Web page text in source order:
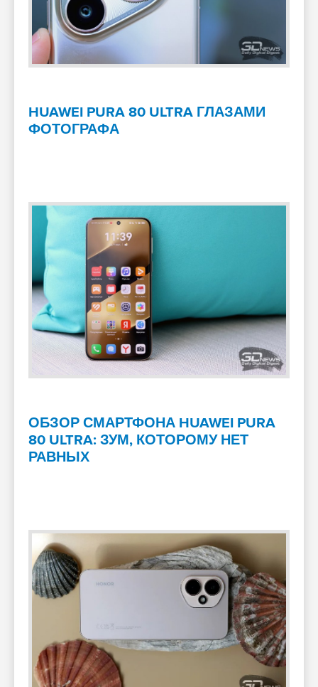
HUAWEI PURA 80 ULTRA ГЛАЗАМИ
ФОТОГРАФА
ОБЗОР СМАРТФОНА HUAWEI PURA
80 ULTRA: ЗУМ, КОТОРОМУ НЕТ
РАВНЫХ